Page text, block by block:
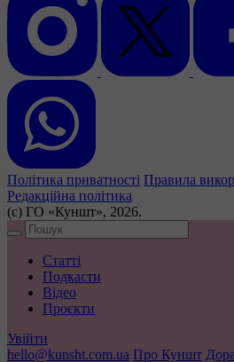
Політика приватності Правила
Редакційна політика
(с) ГО «Куншт», 2026.
Статті
Подкасти
Відео
Проєкти
Увійти
hello@kunsht.com.ua Про Куншт